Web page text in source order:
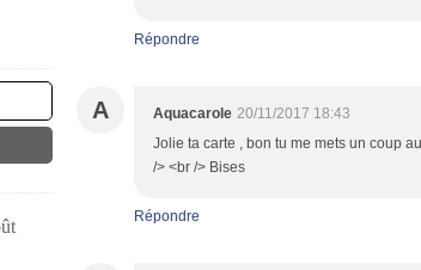
Répondre
A Aquacarole 20/11/2017 18:43
Jolie ta carte , bon tu me mets un coup
/> <br /> Bises
Répondre